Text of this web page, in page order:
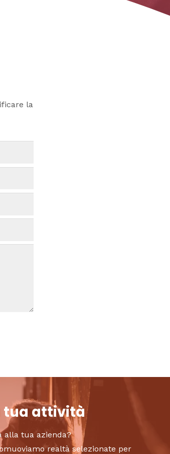
la
tua attività
alla tua azienda?
realtà selezionate per